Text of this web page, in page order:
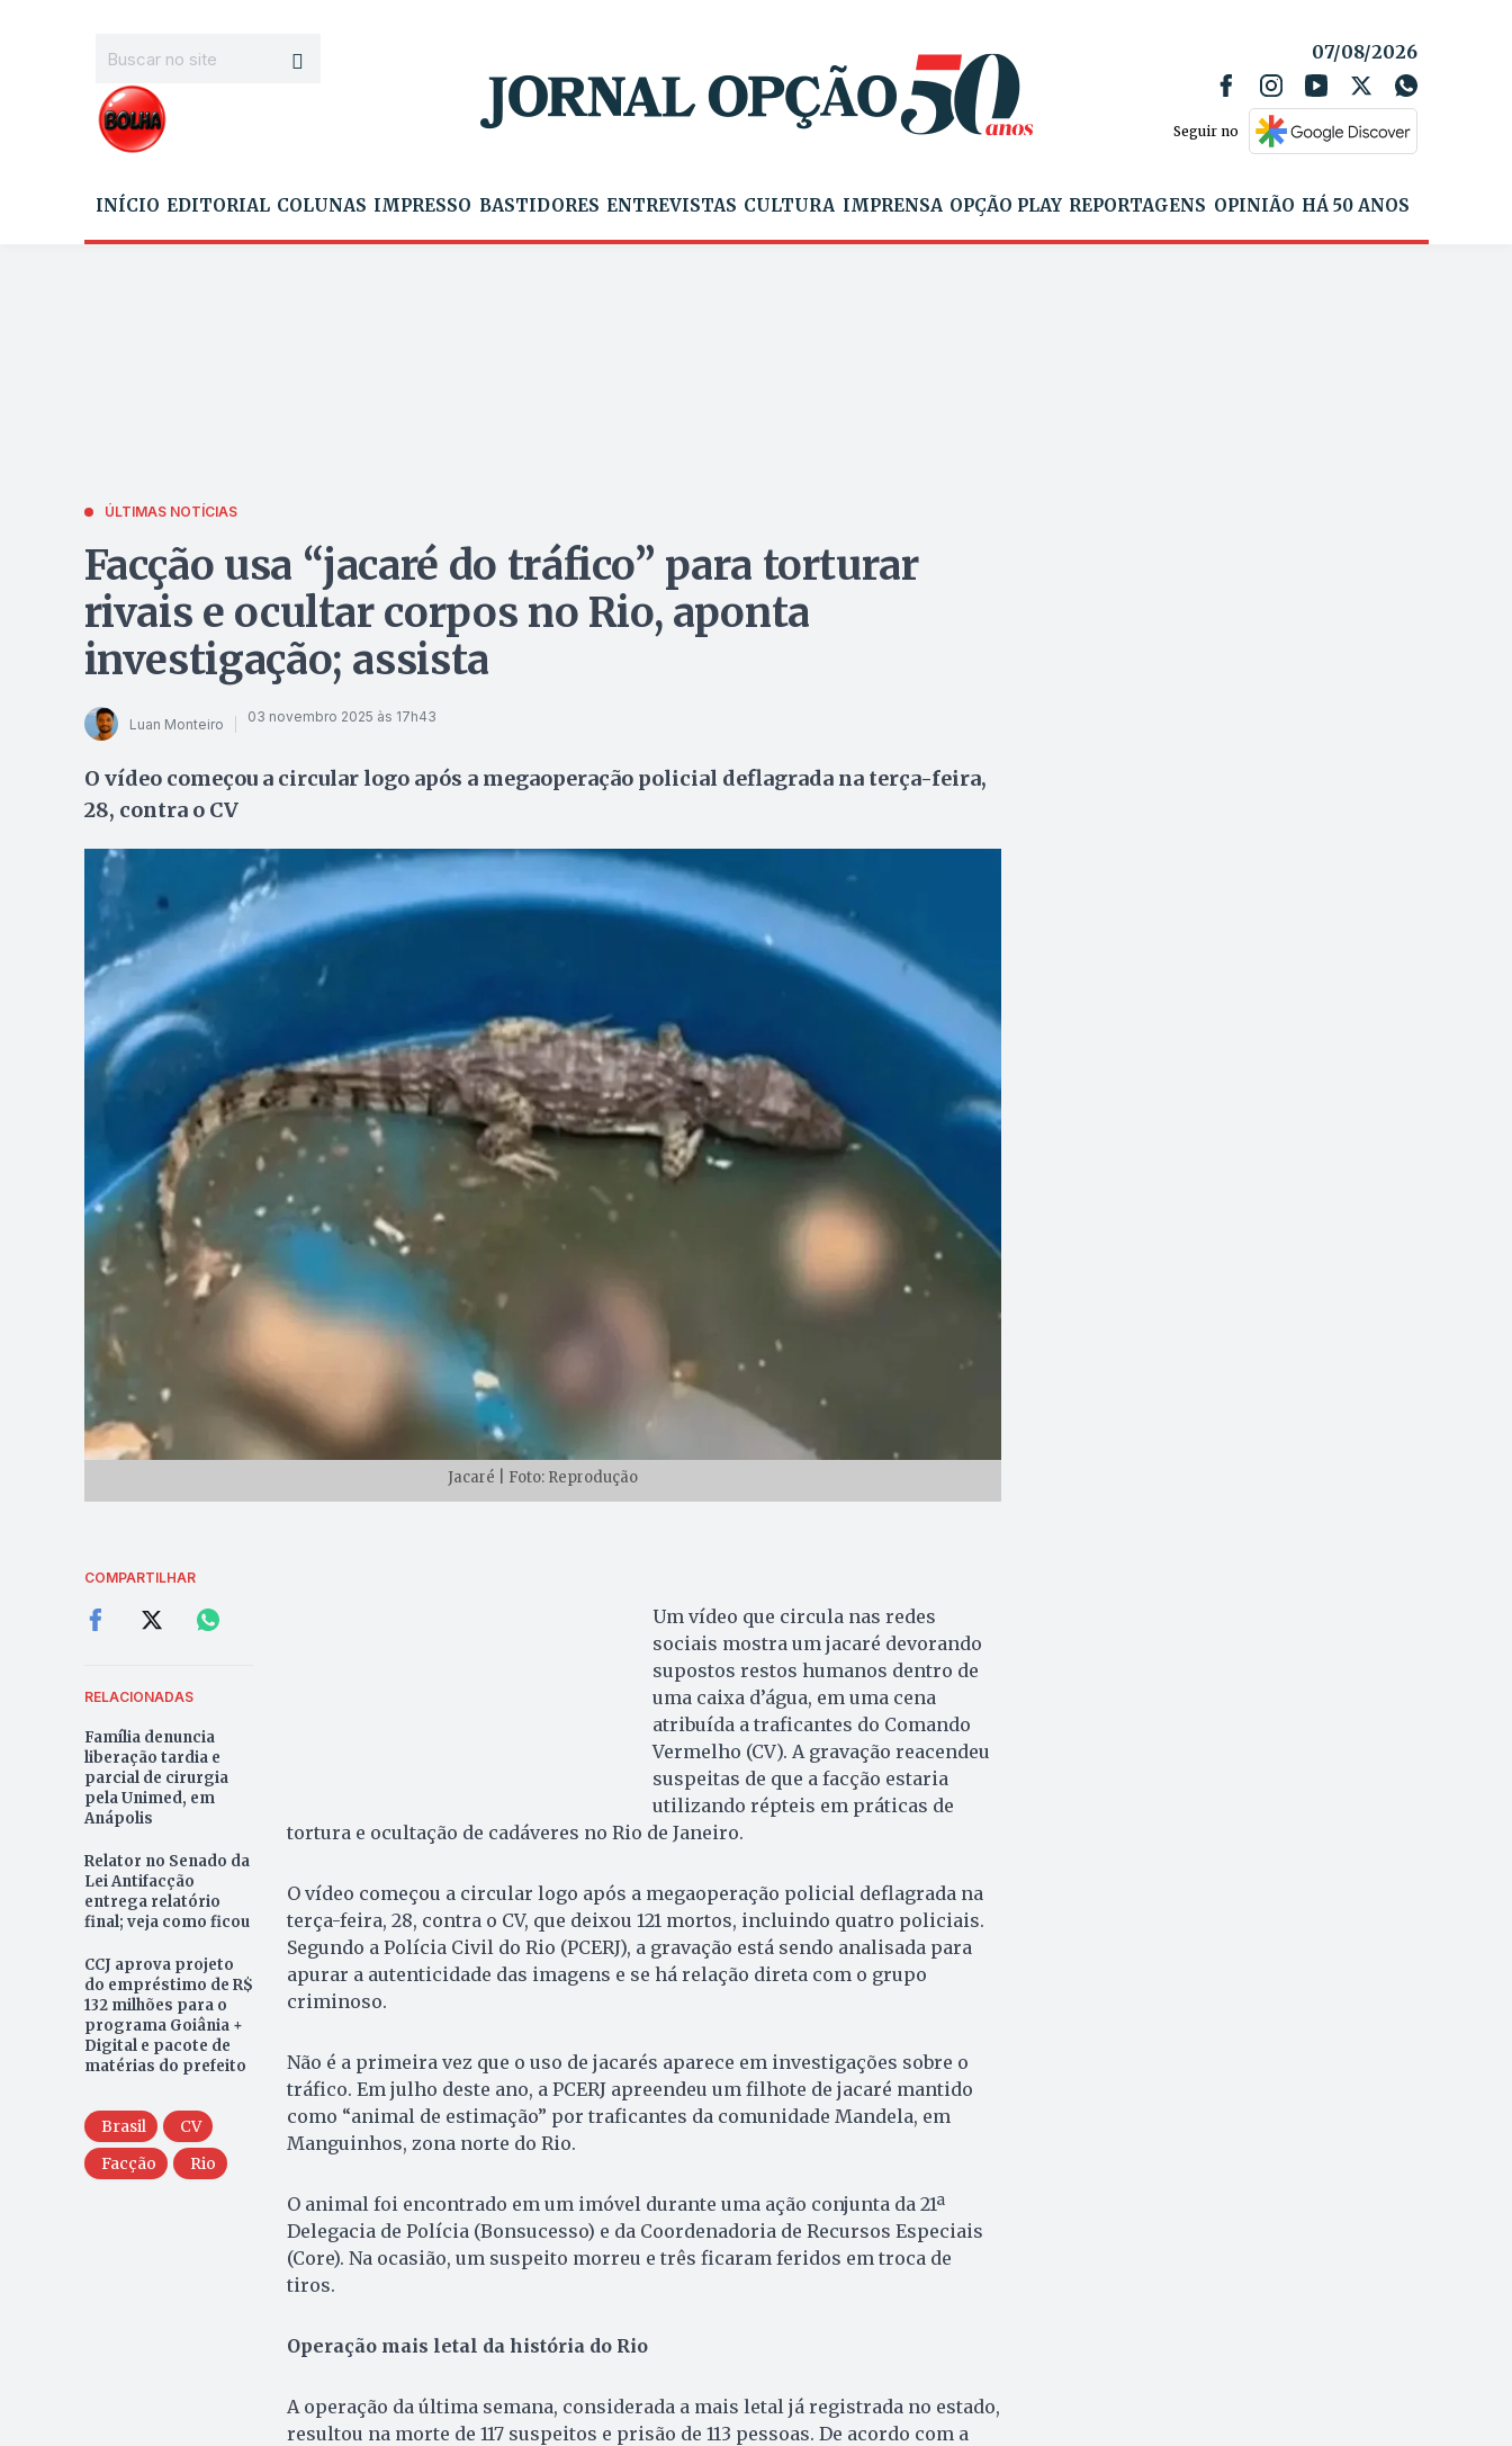
07/08/2026
Seguir no
INÍCIO EDITORIAL COLUNAS IMPRESSO BASTIDORES ENTREVISTAS CULTURA IMPRENSA OPÇÃO PLAY REPORTAGENS OPINIÃO HÁ 50 ANOS
ÚLTIMAS NOTÍCIAS
Facção usa “jacaré do tráfico” para torturar
rivais e ocultar corpos no Rio, aponta
investigação; assista
Luan Monteiro 03 novembro 2025 às 17h43
O vídeo começou a circular logo após a megaoperação policial deflagrada na terça-feira,
28, contra o CV
Jacaré | Foto: Reprodução
COMPARTILHAR
RELACIONADAS
Família denuncia
liberação tardia e
parcial de cirurgia
pela Unimed, em
Anápolis
Relator no Senado da
Lei Antifacção
entrega relatório
final; veja como ficou
CCJ aprova projeto
do empréstimo de R$
132 milhões para o
programa Goiânia +
Digital e pacote de
matérias do prefeito
Brasil
CV
Facção
Rio
Um vídeo que circula nas redes
sociais mostra um jacaré devorando
supostos restos humanos dentro de
uma caixa d’água, em uma cena
atribuída a traficantes do Comando
Vermelho (CV). A gravação reacendeu
suspeitas de que a facção estaria
utilizando répteis em práticas de
tortura e ocultação de cadáveres no Rio de Janeiro.
O vídeo começou a circular logo após a megaoperação policial deflagrada na
terça-feira, 28, contra o CV, que deixou 121 mortos, incluindo quatro policiais.
Segundo a Polícia Civil do Rio (PCERJ), a gravação está sendo analisada para
apurar a autenticidade das imagens e se há relação direta com o grupo
criminoso.
Não é a primeira vez que o uso de jacarés aparece em investigações sobre o
tráfico. Em julho deste ano, a PCERJ apreendeu um filhote de jacaré mantido
como “animal de estimação” por traficantes da comunidade Mandela, em
Manguinhos, zona norte do Rio.
O animal foi encontrado em um imóvel durante uma ação conjunta da 21ª
Delegacia de Polícia (Bonsucesso) e da Coordenadoria de Recursos Especiais
(Core). Na ocasião, um suspeito morreu e três ficaram feridos em troca de
tiros.
Operação mais letal da história do Rio
A operação da última semana, considerada a mais letal já registrada no estado,
resultou na morte de 117 suspeitos e prisão de 113 pessoas. De acordo com a